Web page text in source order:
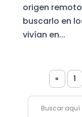
origen
buscarlo en
vivían en...
« 1